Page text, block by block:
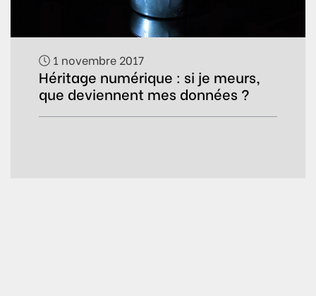
1 novembre 2017
Héritage numérique : si je meurs,
que deviennent mes données ?